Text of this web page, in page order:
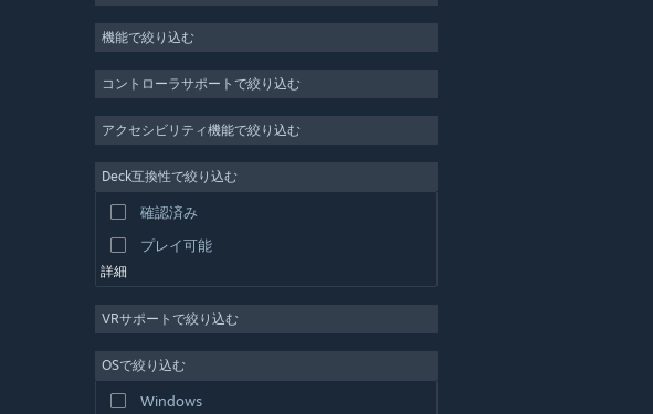
カジュアル
シミュレーション
動画制作
写真編集
機能で絞り込む
コントローラサポートで絞り込む
アクセシビリティ機能で絞り込む
Deck互換性で絞り込む
確認済み
プレイ可能
詳細
VRサポートで絞り込む
OSで絞り込む
Windows